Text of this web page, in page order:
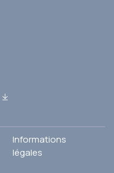
Informations
légales